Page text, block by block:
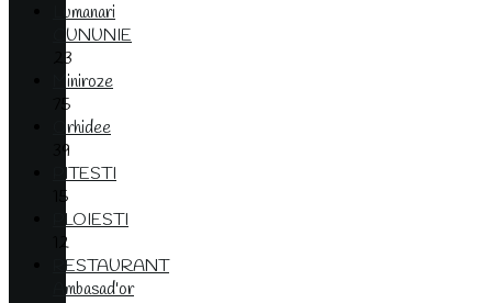
Lumanari
CUNUNIE
23
Miniroze
75
Orhidee
39
PITESTI
15
PLOIESTI
12
RESTAURANT
Ambasad'or